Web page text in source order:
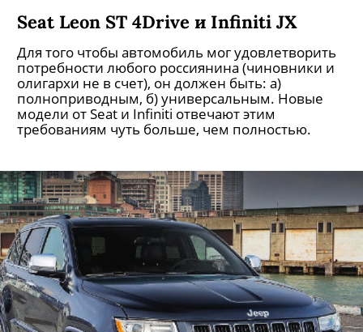
Seat Leon ST 4Drive и Infiniti JX
Для того чтобы автомобиль мог удовлетворить
потребности любого россиянина (чиновники и
олигархи не в счет), он должен быть: а)
полноприводным, б) универсальным. Новые
модели от Seat и Infiniti отвечают этим
требованиям чуть больше, чем полностью.